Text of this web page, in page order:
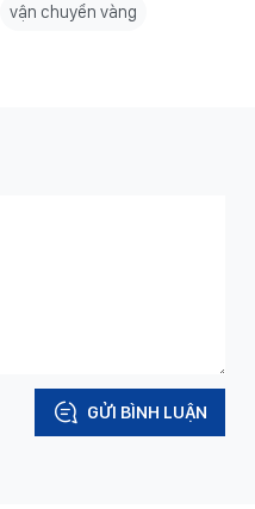
vận chuyển vàng
GỬI BÌNH LUẬN